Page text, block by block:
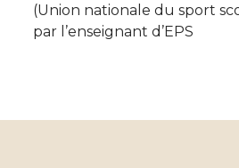
(Union nationale du sport
par l’enseignant d’EPS